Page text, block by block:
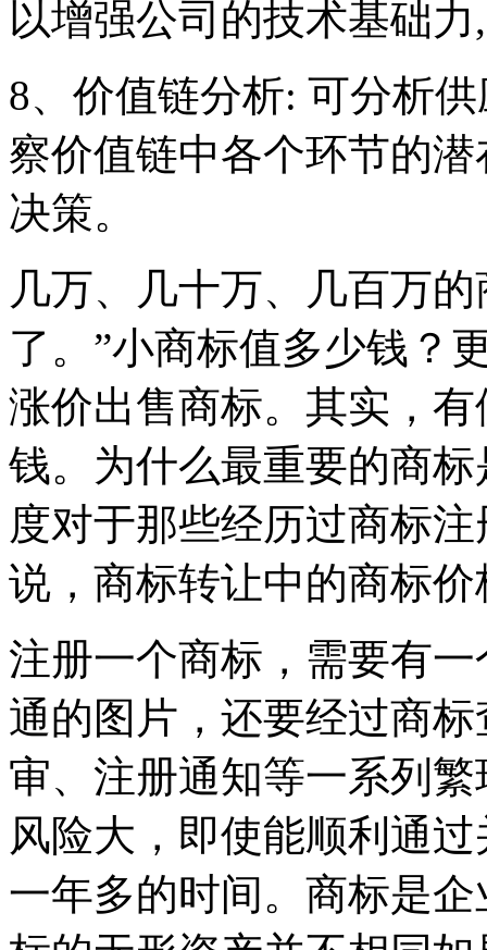
以增强公司的技术基础
8、价值链分析: 可分析
察价值链中各个环节的
决策。
几万、几十万、几百万
了。”小商标值多少钱？
涨价出售商标。其实，
钱。为什么最重要的商
度对于那些经历过商标
说，商标转让中的商标
注册一个商标，需要有
通的图片，还要经过商
审、注册通知等一系列
风险大，即使能顺利通
一年多的时间。商标是